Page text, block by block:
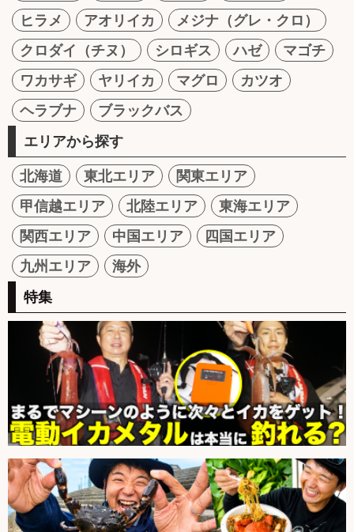
ヒラメ
アオリイカ
メジナ（グレ・クロ）
クロダイ（チヌ）
シロギス ハゼ
マゴチ
ワカサギ
ヤリイカ マグロ
カツオ
ヘラブナ
ブラックバス
エリアから探す
北海道 東北エリア
関東エリア
甲信越エリア
北陸エリア
東海エリア
関西エリア
中国エリア
四国エリア
九州エリア
海外
特集